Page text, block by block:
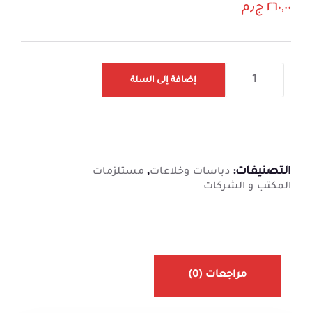
٢٦٠,٠٠ ج٫م
إضافة إلى السلة
التصنيفات:دباسات وخلاعات, مستلزمات
المكتب و الشركات
مراجعات (0)